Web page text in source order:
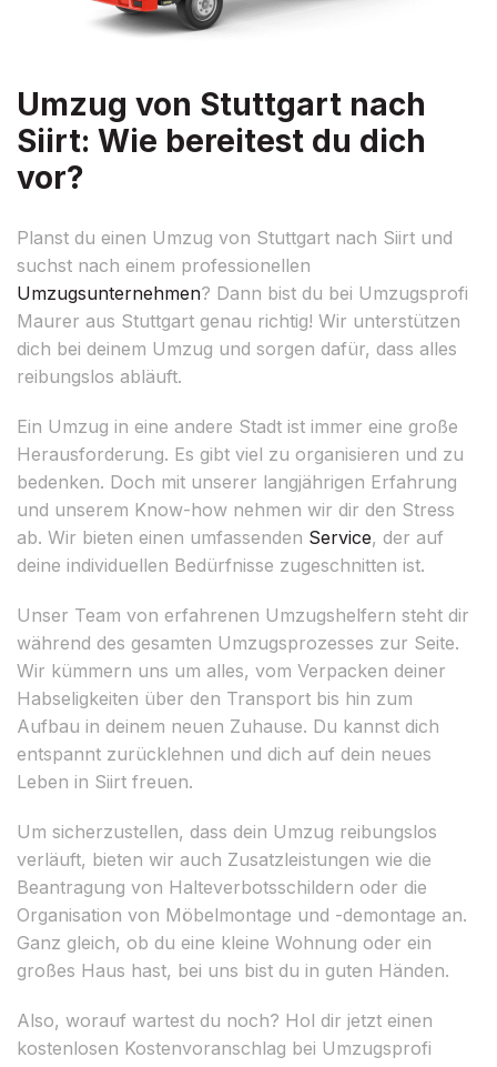
Umzug von Stuttgart nach
Siirt: Wie bereitest du dich
vor?
Planst du einen Umzug von Stuttgart nach Siirt und
suchst nach einem professionellen
Umzugsunternehmen? Dann bist du bei Umzugsprofi
Maurer aus Stuttgart genau richtig! Wir unterstützen
dich bei deinem Umzug und sorgen dafür, dass alles
reibungslos abläuft.
Ein Umzug in eine andere Stadt ist immer eine große
Herausforderung. Es gibt viel zu organisieren und zu
bedenken. Doch mit unserer langjährigen Erfahrung
und unserem Know-how nehmen wir dir den Stress
ab. Wir bieten einen umfassenden Service, der auf
deine individuellen Bedürfnisse zugeschnitten ist.
Unser Team von erfahrenen Umzugshelfern steht dir
während des gesamten Umzugsprozesses zur Seite.
Wir kümmern uns um alles, vom Verpacken deiner
Habseligkeiten über den Transport bis hin zum
Aufbau in deinem neuen Zuhause. Du kannst dich
entspannt zurücklehnen und dich auf dein neues
Leben in Siirt freuen.
Um sicherzustellen, dass dein Umzug reibungslos
verläuft, bieten wir auch Zusatzleistungen wie die
Beantragung von Halteverbotsschildern oder die
Organisation von Möbelmontage und -demontage an.
Ganz gleich, ob du eine kleine Wohnung oder ein
großes Haus hast, bei uns bist du in guten Händen.
Also, worauf wartest du noch? Hol dir jetzt einen
kostenlosen Kostenvoranschlag bei Umzugsprofi